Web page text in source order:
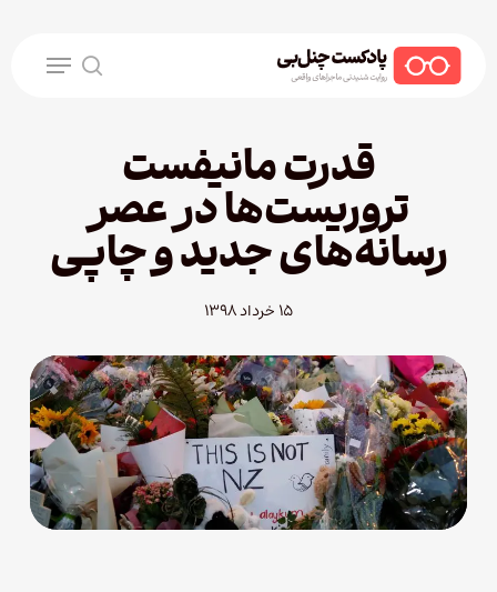
search
Menu
قدرت مانیفست
تروریست‌ها در عصر
رسانه‌های جدید و چاپی
۱۵ خرداد ۱۳۹۸